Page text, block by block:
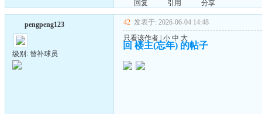
回复
引用 分享
pengpeng123
级别: 替补球员
42 发表于: 2026-06-04 14:48
只看该作者| 小 中 大
回 楼主(忘年) 的帖子